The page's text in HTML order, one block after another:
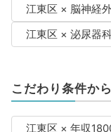
江東区 × 脳神経
江東区 × 泌尿器
こだわり条件か
江東区 × 年収